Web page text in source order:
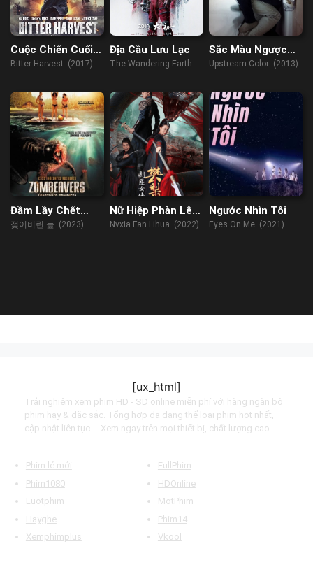
Cuộc Chiến Cuối
Cùng
Bitter Harvest (2017)
Địa Cầu Lưu Lạc
The Wandering Earth
Sắc Màu Ngược
Dòng
Upstream Color (2013)
Đầm Lầy Chết
Chóc
젖어버린 늪 (2023)
Nữ Hiệp Phàn Lê
Hoa
Nvxia Fan Lihua (2022)
Ngước Nhìn Tôi
Eyes On Me (2021)